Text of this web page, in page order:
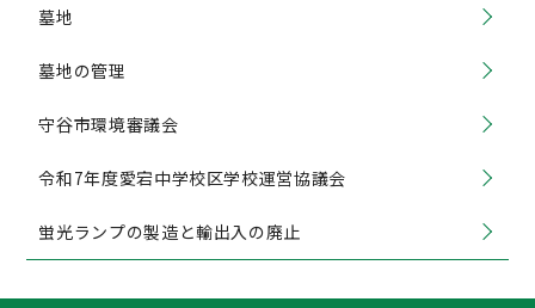
墓地
墓地の管理
守谷市環境審議会
令和7年度愛宕中学校区学校運営協議会
蛍光ランプの製造と輸出入の廃止